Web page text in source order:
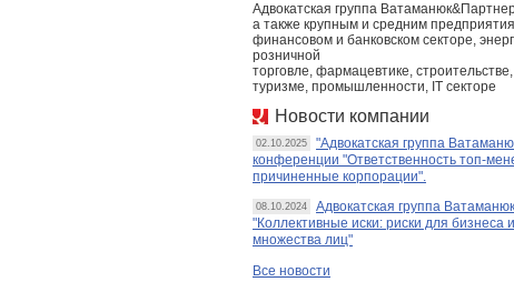
Адвокатская группа
а также крупным и средним
финансовом и банковском секторе,
розничной
торговле, фармацевтике,
туризме, промышленности, IT секторе
Новости компании
02.10.2025
"Адвокатская группа
конференции "Ответственность топ-
причиненные корпорации".
08.10.2024
Адвокатская группа
"Коллективные иски: риски для
множества лиц"
Все новости